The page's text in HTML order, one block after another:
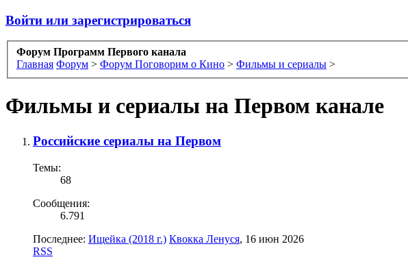
Войти или зарегистрироваться
Форум Программ Первого канала
Главная Форум > Форум Поговорим о Кино > Фильмы и сериалы >
Фильмы и сериалы на Первом канале
Российские сериалы на Первом
Темы:
68
Сообщения:
6.791
Последнее: Ищейка (2018 г.) Квокка Ленуся, 16 июн 2026
RSS